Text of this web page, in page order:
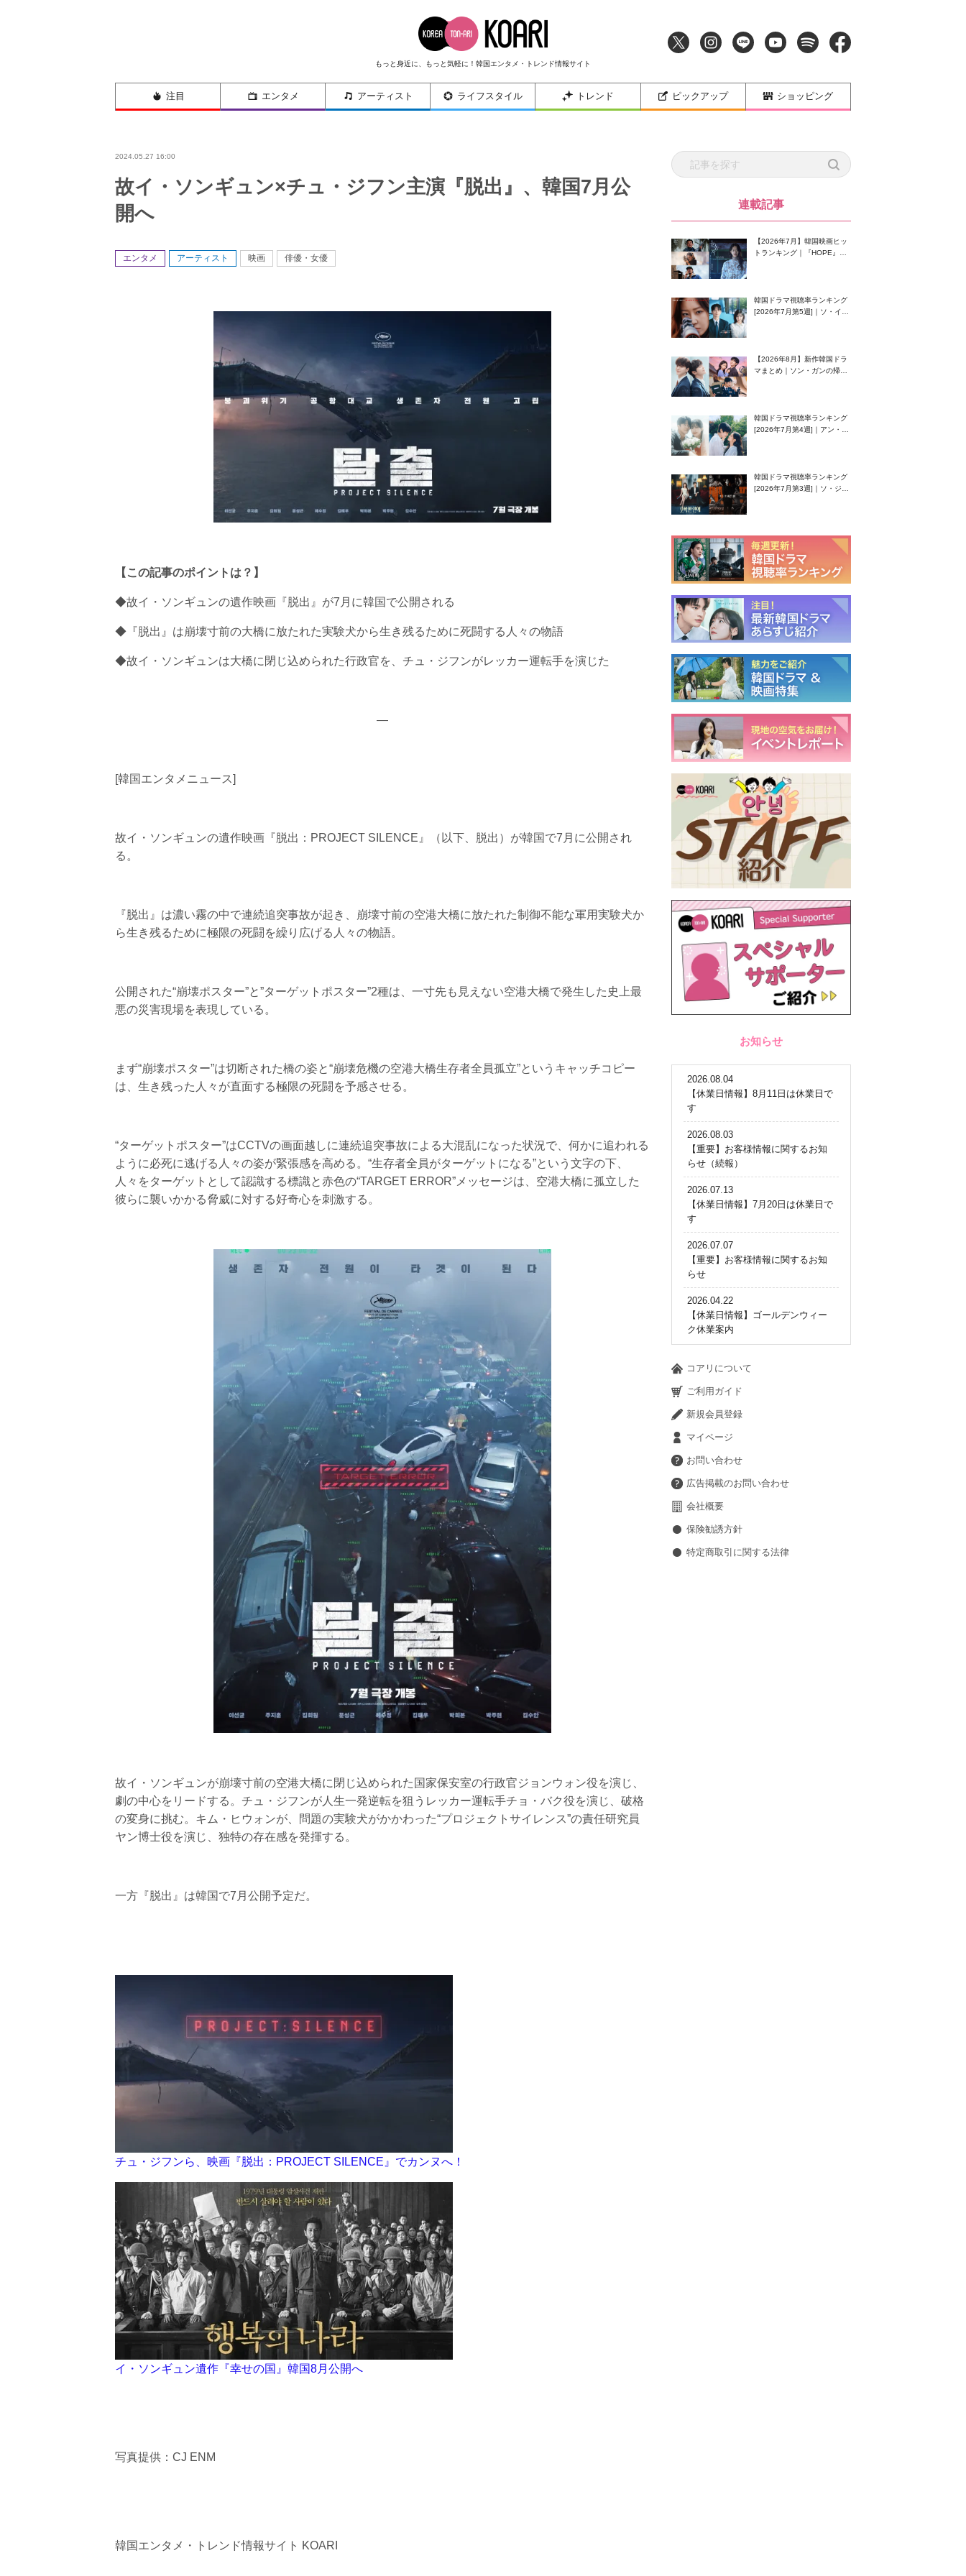
もっと身近に、もっと気軽に！韓国エンタメ・トレンド情報サイト
注目 エンタメ アーティスト ライフスタイル トレンド ピックアップ ショッピング
2024.05.27 16:00
故イ・ソンギュン×チュ・ジフン主演『脱出』、韓国7月公
開へ
エンタメ アーティスト 映画 俳優・女優
【この記事のポイントは？】
◆故イ・ソンギュンの遺作映画『脱出』が7月に韓国で公開される
◆『脱出』は崩壊寸前の大橋に放たれた実験犬から生き残るために死闘する人々の物語
◆故イ・ソンギュンは大橋に閉じ込められた行政官を、チュ・ジフンがレッカー運転手を演じた
—
[韓国エンタメニュース]
故イ・ソンギュンの遺作映画『脱出：PROJECT SILENCE』（以下、脱出）が韓国で7月に公開され
る。
『脱出』は濃い霧の中で連続追突事故が起き、崩壊寸前の空港大橋に放たれた制御不能な軍用実験犬か
ら生き残るために極限の死闘を繰り広げる人々の物語。
公開された“崩壊ポスター”と”ターゲットポスター”2種は、一寸先も見えない空港大橋で発生した史上最
悪の災害現場を表現している。
まず“崩壊ポスター”は切断された橋の姿と“崩壊危機の空港大橋生存者全員孤立”というキャッチコピー
は、生き残った人々が直面する極限の死闘を予感させる。
“ターゲットポスター”はCCTVの画面越しに連続追突事故による大混乱になった状況で、何かに追われる
ように必死に逃げる人々の姿が緊張感を高める。“生存者全員がターゲットになる”という文字の下、
人々をターゲットとして認識する標識と赤色の“TARGET ERROR”メッセージは、空港大橋に孤立した
彼らに襲いかかる脅威に対する好奇心を刺激する。
故イ・ソンギュンが崩壊寸前の空港大橋に閉じ込められた国家保安室の行政官ジョンウォン役を演じ、
劇の中心をリードする。チュ・ジフンが人生一発逆転を狙うレッカー運転手チョ・バク役を演じ、破格
の変身に挑む。キム・ヒウォンが、問題の実験犬がかかわった“プロジェクトサイレンス”の責任研究員
ヤン博士役を演じ、独特の存在感を発揮する。
一方『脱出』は韓国で7月公開予定だ。
チュ・ジフンら、映画『脱出：PROJECT SILENCE』でカンヌへ！
イ・ソンギュン遺作『幸せの国』韓国8月公開へ
写真提供：CJ ENM
韓国エンタメ・トレンド情報サイト KOARI
連載記事
【2026年7月】韓国映画ヒッ
トランキング｜『HOPE』が
韓国ドラマ視聴率ランキング
[2026年7月第5週]｜ソ・イン
【2026年8月】新作韓国ドラ
マまとめ｜ソン・ガンの帰
韓国ドラマ視聴率ランキング
[2026年7月第4週]｜アン・ヒ
韓国ドラマ視聴率ランキング
[2026年7月第3週]｜ソ・ジソ
お知らせ
2026.08.04
【休業日情報】8月11日は休業日で
す
2026.08.03
【重要】お客様情報に関するお知
らせ（続報）
2026.07.13
【休業日情報】7月20日は休業日で
す
2026.07.07
【重要】お客様情報に関するお知
らせ
2026.04.22
【休業日情報】ゴールデンウィー
ク休業案内
コアリについて
ご利用ガイド
新規会員登録
マイページ
お問い合わせ
広告掲載のお問い合わせ
会社概要
保険勧誘方針
特定商取引に関する法律